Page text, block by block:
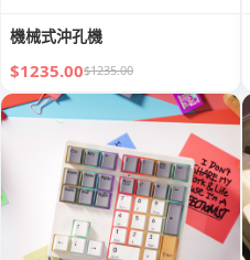
機械式沖孔機
$1235.00$1235.00